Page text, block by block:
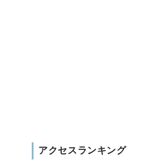
アクセスランキング